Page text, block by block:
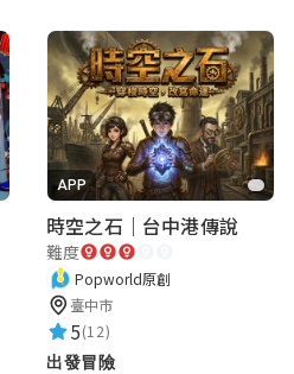
APP
時空之石｜台中港傳說
難度
Popworld原創
臺中市
5(12)
出發冒險